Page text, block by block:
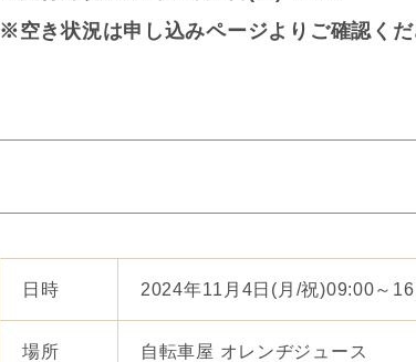
※空き状況は申し込みページよりご確認くだ
日時 2024年11月4日(月/祝)09:00～
場所
自転車屋 オレンヂジュース